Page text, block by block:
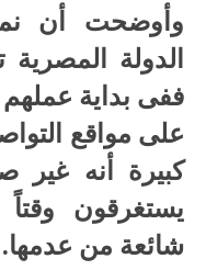
وأوضحت أن
الدولة المصرية
ففى بداية عملهم
على مواقع
كبيرة أنه غير
يستغرقون وقتاً
شائعة من عدمها.